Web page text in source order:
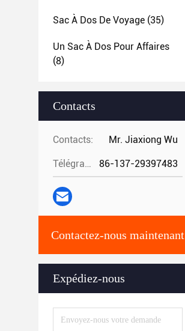
Sac À Dos De Voyage (35)
Un Sac À Dos Pour Affaires
(8)
Contacts
Contacts: Mr. Jiaxiong Wu
Télégramme: 86-137-29397483
Contactez-nous maintenant
Expédiez-nous